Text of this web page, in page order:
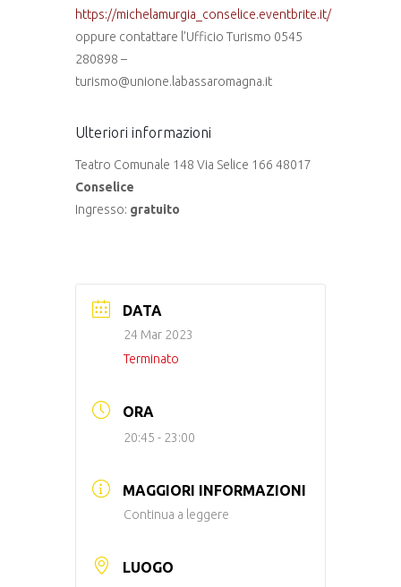
https://michelamurgia_conselice.eventbrite.it/
oppure contattare l’Ufficio Turismo 0545
280898 –
turismo@unione.labassaromagna.it
Ulteriori informazioni
Teatro Comunale 148 Via Selice 166 48017
Conselice
Ingresso: gratuito
DATA
24 Mar 2023
Terminato
ORA
20:45 - 23:00
MAGGIORI INFORMAZIONI
Continua a leggere
LUOGO